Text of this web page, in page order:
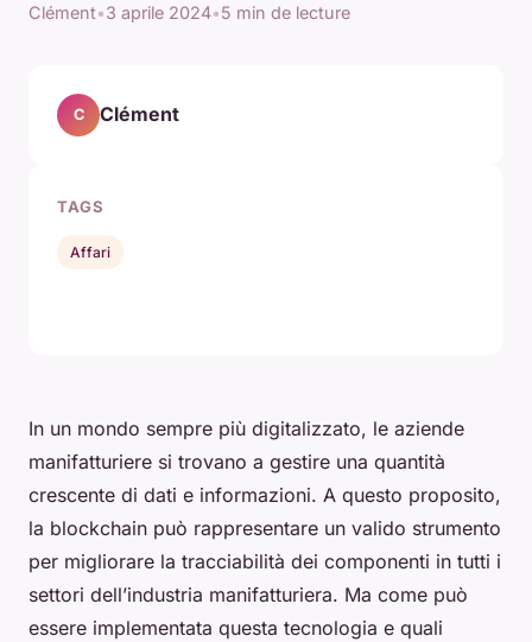
Clément•3 aprile 2024•5 min de lecture
In un mondo sempre più digitalizzato, le aziende
manifatturiere si trovano a gestire una quantità
crescente di dati e informazioni. A questo proposito,
la blockchain può rappresentare un valido strumento
per migliorare la tracciabilità dei componenti in tutti i
settori dell’industria manifatturiera. Ma come può
essere implementata questa tecnologia e quali
C Clément
TAGS
Affari